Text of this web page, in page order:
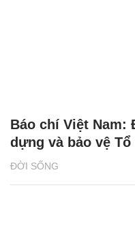
ĐỜI SỐNG
Báo chí Việt
dựng và bảo vệ Tổ